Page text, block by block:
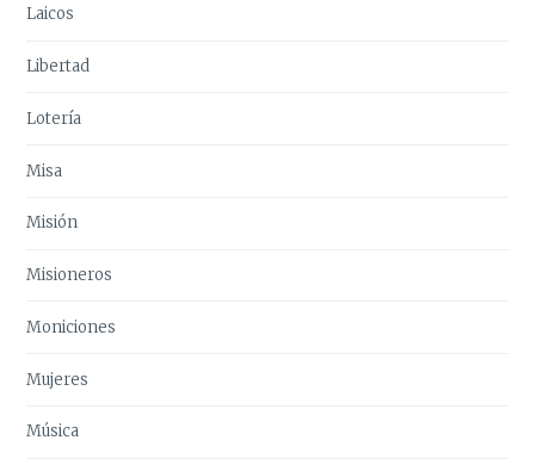
Laicos
Libertad
Lotería
Misa
Misión
Misioneros
Moniciones
Mujeres
Música